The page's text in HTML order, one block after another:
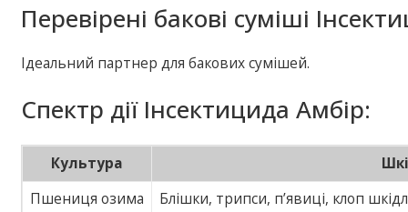
Перевірені бакові суміші
Ідеальний партнер для бакових сумішей.
Спектр дії Інсектицида Амбір:
Культура
Пшениця озима
Блішки, трипси, п’явиці, клоп